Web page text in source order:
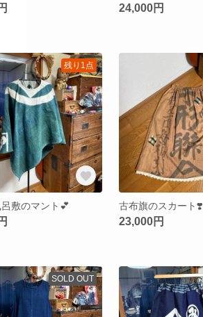
24,000円
残り1点
敷のマント💕 古布旗のスカート❣️
23,000円
SOLD OUT